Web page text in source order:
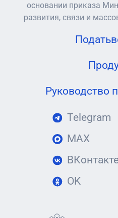
основании приказа
развития, связи и
Руководство
Telegram
MAX
OK